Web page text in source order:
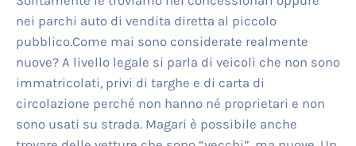
nei parchi auto di vendita diretta al piccolo
pubblico.Come mai sono considerate realmente
nuove? A livello legale si parla di veicoli che non sono
immatricolati, privi di targhe e di carta di
circolazione perché non hanno né proprietari e non
sono usati su strada. Magari è possibile anche